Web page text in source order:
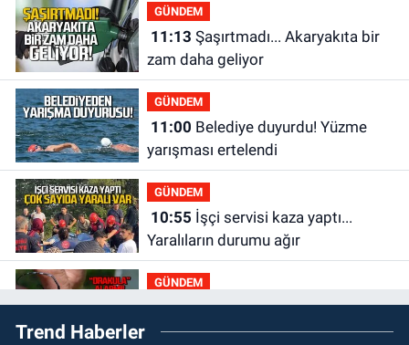
GÜNDEM
11:13
zam daha geliyor
GÜNDEM
11:00
yarışması ertelendi
GÜNDEM
10:55
Yaralıların durumu ağır
GÜNDEM
10:06“Drakula” alarmı! Zonguldak,
Bartın ve Düzce tehdit altında
Trend Haberler